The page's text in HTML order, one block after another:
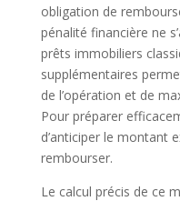
obligation de
pénalité financière ne
prêts immobiliers
supplémentaires
de l’opération et de
Pour préparer
d’anticiper le montant
rembourser.
Le calcul précis de ce